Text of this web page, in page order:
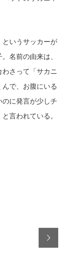
というサッカーが
名前の由来は、
わさって「サカニ
で、お腹にいる
に発言が少しチ
言われている。
